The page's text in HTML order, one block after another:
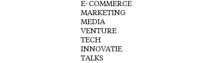
E-COMMERCE
MARKETING
MEDIA
VENTURE
TECH
INNOVATIE
TALKS